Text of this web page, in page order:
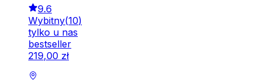
9.6
Wybitny(10)
tylko u nas
bestseller
219,00 zł